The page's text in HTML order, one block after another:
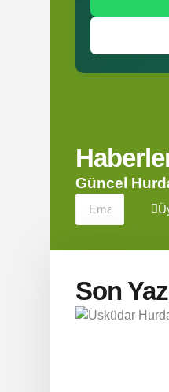
Güncel
Son